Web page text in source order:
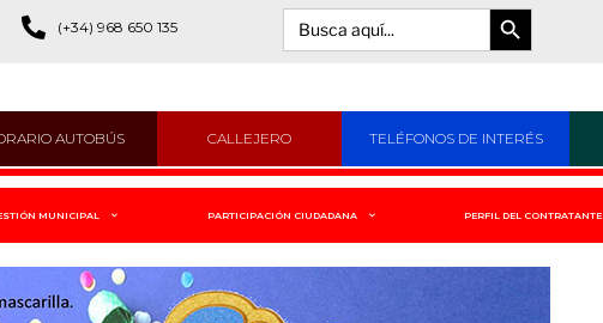
(+34) 968 650 135 Buscar:
Botón de búsqueda
AUTOBÚS CALLEJERO TELÉFONOS DE INTERÉS
MUNICIPAL PARTICIPACIÓN CIUDADANA PERFIL DEL CONTRATANTE